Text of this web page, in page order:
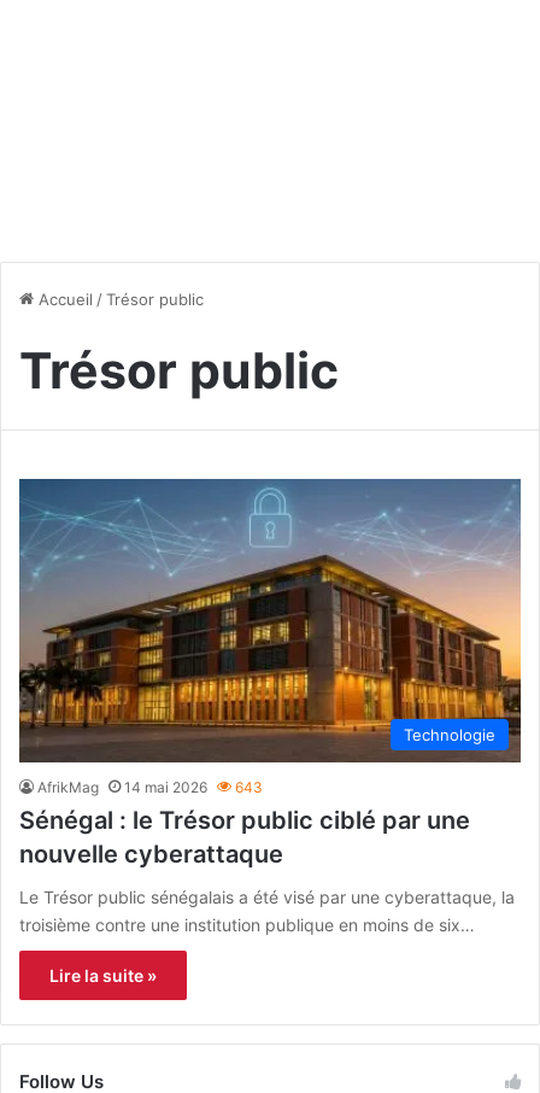
Accueil /Trésor public
Trésor public
Technologie
AfrikMag 14 mai 2026 643
Sénégal : le Trésor public ciblé par une
nouvelle cyberattaque
Le Trésor public sénégalais a été visé par une cyberattaque, la
troisième contre une institution publique en moins de six…
Lire la suite »
Follow Us